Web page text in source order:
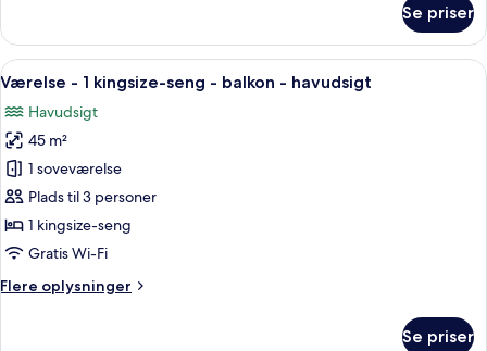
-
enkeltsenge
balkon
byudsigt
Se priser
Indlæs
alle
billeder
af
Værelse
-
1
kingsize-
-
Et hotelværelse med en stor seng,
5
Værelse - 1 kingsize-seng - balkon - havudsigt
Havudsigt
45 m²
1 soveværelse
Plads til 3 personer
1 kingsize-seng
Gratis Wi-Fi
Flere oplysninger
Flere
Se priser